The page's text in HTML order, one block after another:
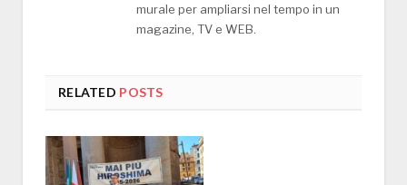
murale per ampliarsi nel tempo in un
magazine, TV e WEB.
RELATED POSTS